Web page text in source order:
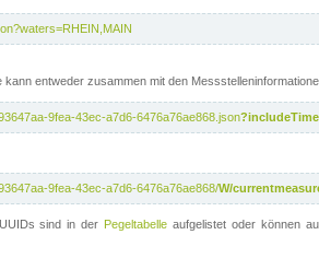
entweder zusammen mit den
9fea-43ec-a7d6-6476a76ae868.json
9fea-43ec-a7d6-6476a76ae868/W/
sind in der Pegeltabelle aufgelistet oder können